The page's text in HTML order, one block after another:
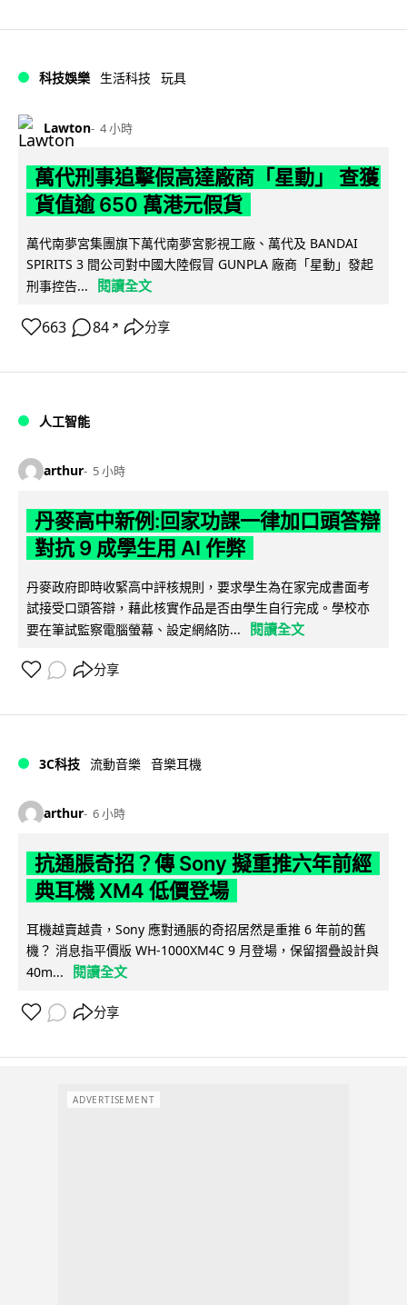
科技娛樂 生活科技 玩具
Lawton 4 小時
萬代刑事追擊假高達廠商「星動」 查獲
貨值逾 650 萬港元假貨
萬代南夢宮集團旗下萬代南夢宮影視工廠、萬代及 BANDAI
SPIRITS 3 間公司對中國大陸假冒 GUNPLA 廠商「星動」發起
刑事控告...
閱讀全文
663 84 ↗ 分享
人工智能
arthur 5 小時
丹麥高中新例:回家功課一律加口頭答辯
對抗 9 成學生用 AI 作弊
丹麥政府即時收緊高中評核規則，要求學生為在家完成書面考
試接受口頭答辯，藉此核實作品是否由學生自行完成。學校亦
要在筆試監察電腦螢幕、設定網絡防...
閱讀全文
分享
3C科技 流動音樂 音樂耳機
arthur 6 小時
抗通脹奇招？傳 Sony 擬重推六年前經
典耳機 XM4 低價登場
耳機越賣越貴，Sony 應對通脹的奇招居然是重推 6 年前的舊
機？ 消息指平價版 WH-1000XM4C 9 月登場，保留摺疊設計與
40m...
閱讀全文
分享
ADVERTISEMENT